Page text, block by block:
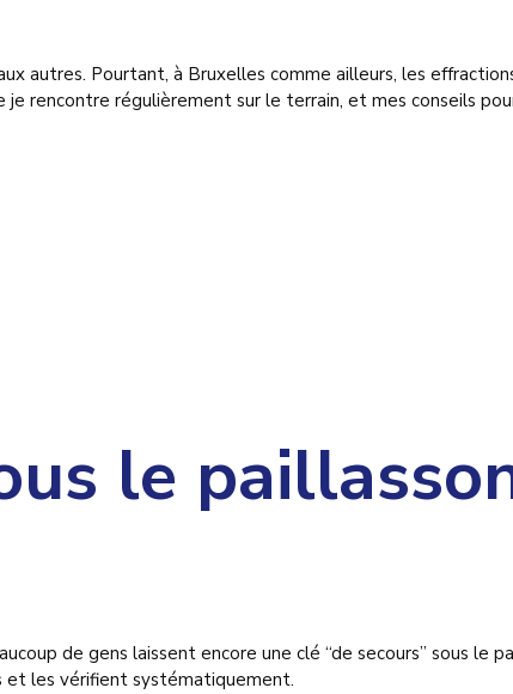
autres. Pourtant, à Bruxelles comme ailleurs, les
rencontre régulièrement sur le terrain, et mes conseils
le
de gens laissent encore une clé “de secours” sous le
et les vérifient systématiquement.